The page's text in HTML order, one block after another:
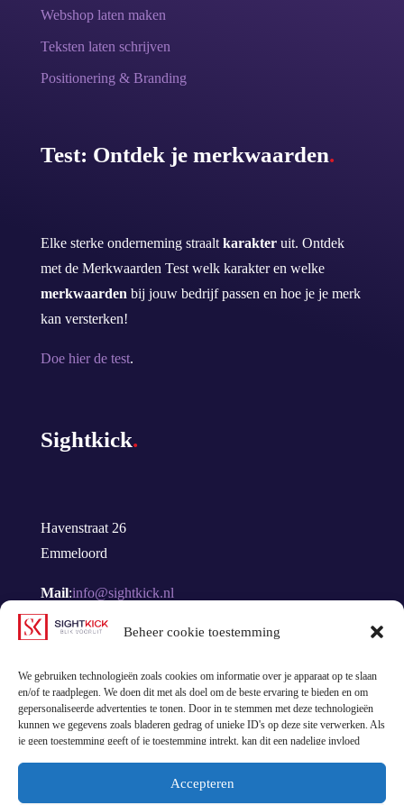
Beheer cookie toestemming
We gebruiken technologieën zoals cookies om informatie over je apparaat op te slaan
en/of te raadplegen. We doen dit met als doel om de beste ervaring te bieden en om
gepersonaliseerde advertenties te tonen. Door in te stemmen met deze technologieën
kunnen we gegevens zoals bladeren gedrag of unieke ID's op deze site verwerken. Als
je geen toestemming geeft of je toestemming intrekt, kan dit een nadelige invloed
Accepteren
Webshop laten maken
Teksten laten schrijven
Positionering & Branding
Test: Ontdek je merkwaarden.
Elke sterke onderneming straaltkarakteruit. Ontdek
met de Merkwaarden Test welk karakter en welke
merkwaardenbij jouw bedrijf passen en hoe je je merk
kan versterken!
Doe hier de test.
Sightkick.
Havenstraat 26
Emmeloord
Mail:info@sightkick.nl
Bel:085 877 0298